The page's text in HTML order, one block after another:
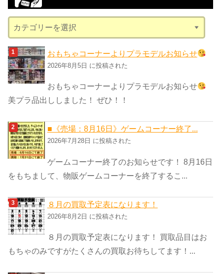
ブ
テ
ゴ
リ
ー
おもちゃコーナーよりプラモデルお知らせ
2026年8月5日 に投稿された
おもちゃコーナーよりプラモデルお知らせ
美プラ品出ししました！ ぜひ！！
■《売場：8月16日》ゲームコーナー終了...
2026年7月28日 に投稿された
ゲームコーナー終了のお知らせです！ 8月16日
をもちまして、物販ゲームコーナーを終了するこ...
８月の買取予定表になります！
2026年8月2日 に投稿された
８月の買取予定表になります！ 買取品目はお
もちゃのみですがたくさんの買取お待ちしてます！...